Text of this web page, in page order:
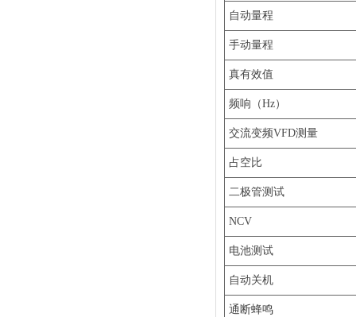
自动量程
手动量程
真有效值
频响（Hz）
交流变频VFD测量
占空比
二极管测试
NCV
电池测试
自动关机
通断蜂鸣